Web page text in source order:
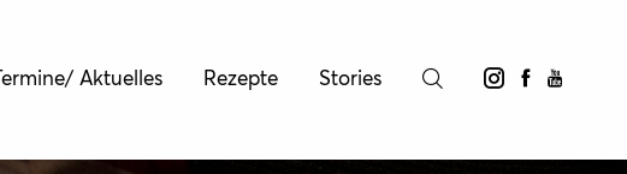
Termine/ Aktuelles Rezepte Stories